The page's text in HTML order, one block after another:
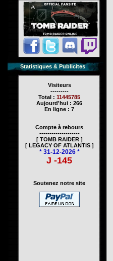
Statistiques & Publicites
Visiteurs
---------
Total : 11445785
Aujourd'hui : 266
En ligne : 7
Compte à rebours
--------------------
[ TOMB RAIDER ]
[ LEGACY OF ATLANTIS ]
* 31-12-2026 *
J -145
Soutenez notre site